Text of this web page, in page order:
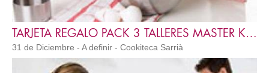
TARJETA REGALO PACK 3 TALLERES MASTER KIDS MK3
31 de Diciembre - A definir - Cookiteca Sarrià